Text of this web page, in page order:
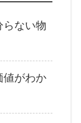
らない物
値がわか